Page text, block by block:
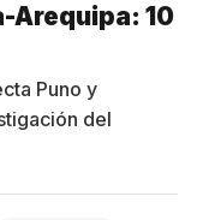
Arequipa: 10
Puno y
del